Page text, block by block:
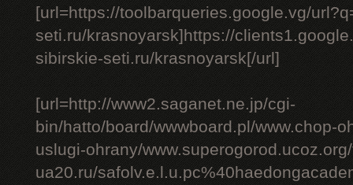
[url=https://toolbarqueries.google.vg/
seti.ru/krasnoyarsk]https://
sibirskie-seti.ru/krasnoyarsk[/url]
[url=http://www2.saganet.ne.jp/cgi-
bin/hatto/board/wwwboard.pl/www.chop-
uslugi-ohrany/
ua20.ru/